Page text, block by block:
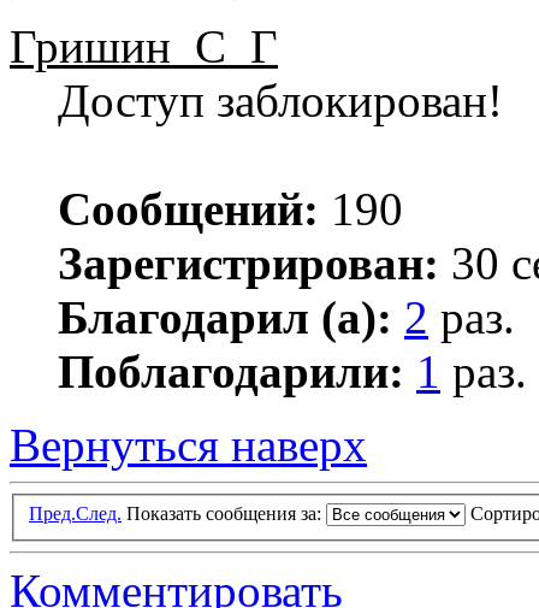
Гришин_С_Г
Доступ заблокирован!
Сообщений: 190
Зарегистрирован: 30
Благодарил (а): 2 раз.
Поблагодарили: 1 раз.
Вернуться наверх
Пред.След. Показать сообщения за:
Комментировать